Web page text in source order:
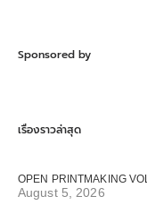
Sponsored by
เรื่องราวล่าสุด
OPEN PRINTMAKING
August 5, 2026